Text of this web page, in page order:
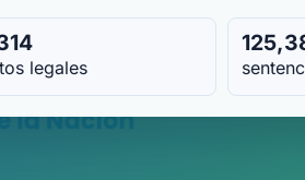
legales